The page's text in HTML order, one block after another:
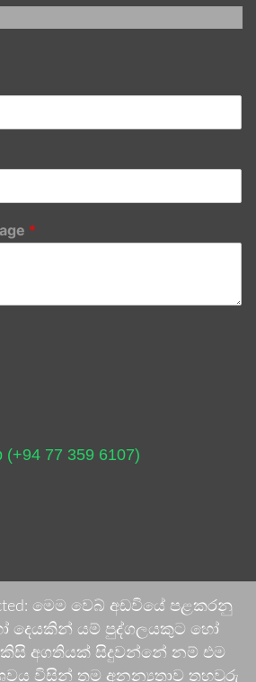
*
(+94 77 359 6107)
මෙම වෙබ් අඩවියේ පළකරනු
දෙයකින් යම් පුද්ගලයකුට හෝ
අගතියක් සිදුවන්නේ නම් එම
විසින් තම අනන්‍යතාව තහවුරු